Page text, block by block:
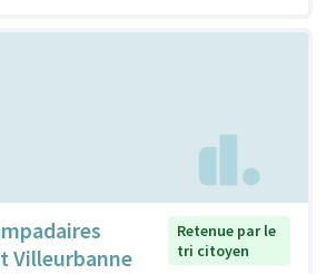
Villeurbanne
Retenue par le
tri citoyen